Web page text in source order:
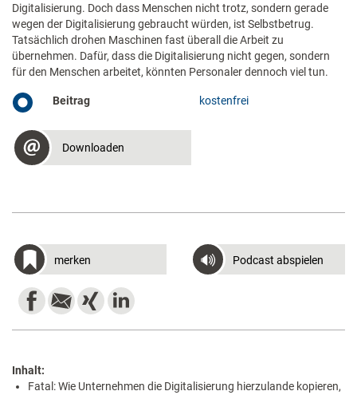
Digitalisierung. Doch dass Menschen nicht trotz, sondern gerade
wegen der Digitalisierung gebraucht würden, ist Selbstbetrug.
Tatsächlich drohen Maschinen fast überall die Arbeit zu
übernehmen. Dafür, dass die Digitalisierung nicht gegen, sondern
für den Menschen arbeitet, könnten Personaler dennoch viel tun.
Beitrag kostenfrei
Downloaden
merken Podcast abspielen
Inhalt:
Fatal: Wie Unternehmen die Digitalisierung hierzulande kopieren,